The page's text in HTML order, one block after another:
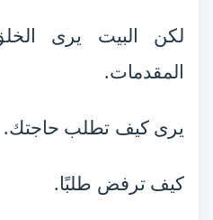
لكن البيت يرى
المقدمات.
يرى كيف تطلب حاجتك.
كيف ترفض طلبًا.